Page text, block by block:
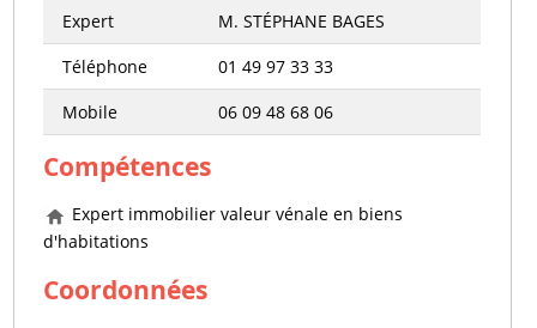
Expert
M. STÉPHANE BAGES
Téléphone
01 49 97 33 33
Mobile
06 09 48 68 06
Compétences
Expert immobilier valeur vénale en biens
d'habitations
Coordonnées